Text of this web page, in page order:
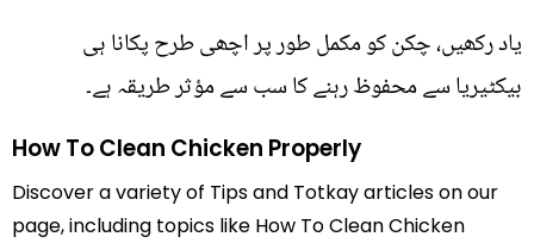
یاد رکھیں، چکن کو مکمل طور پر اچھی طرح پکانا ہی
بیکٹیریا سے محفوظ رہنے کا سب سے مؤثر طریقہ ہے۔
How To Clean Chicken Properly
Discover a variety of Tips and Totkay articles on our
page, including topics like How To Clean Chicken